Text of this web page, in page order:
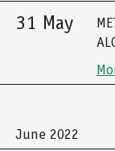
31 May
June 2022